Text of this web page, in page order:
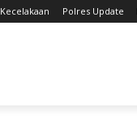
Kecelakaan Polres Update